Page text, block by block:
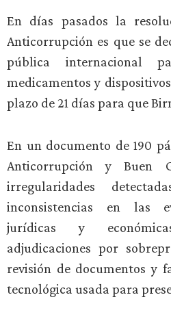
En días pasados la
Anticorrupción es que se
pública internacional
medicamentos y
plazo de 21 días para que
En un documento de 190
Anticorrupción y Buen
irregularidades
inconsistencias en las
jurídicas y
adjudicaciones por
revisión de documentos y
tecnológica usada para